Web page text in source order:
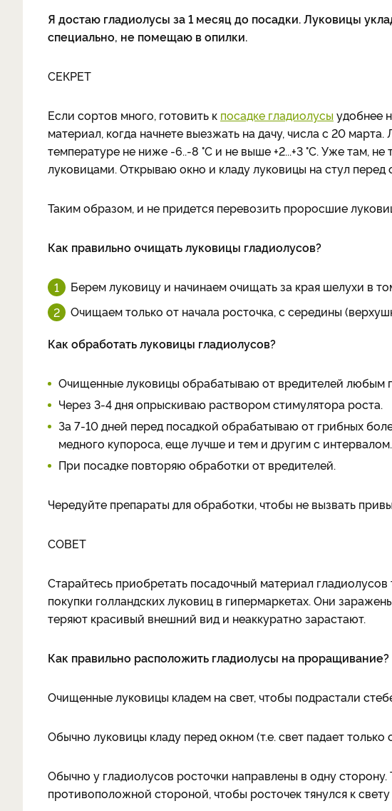
Я достаю гладиолусы за 1 месяц до посадки. Луковицы
специально, не помещаю в опилки.
СЕКРЕТ
Если сортов много, готовить к посадке гладиолусы удобнее
материал, когда начнете выезжать на дачу, числа с 20
температуре не ниже -6..-8 °C и не выше +2...+3 °C. Уже там,
луковицами. Открываю окно и кладу луковицы на стул перед
Таким образом, и не придется перевозить проросшие
Как правильно очищать луковицы гладиолусов?
Берем луковицу и начинаем очищать за края шелухи в
Очищаем только от начала росточка, с середины
Как обработать луковицы гладиолусов?
Очищенные луковицы обрабатываю от вредителей любым
Через 3-4 дня опрыскиваю раствором стимулятора роста.
За 7-10 дней перед посадкой обрабатываю от грибных
медного купороса, еще лучше и тем и другим с интервалом.
При посадке повторяю обработки от вредителей.
Чередуйте препараты для обработки, чтобы не вызвать
СОВЕТ
Старайтесь приобретать посадочный материал
покупки голландских луковиц в гипермаркетах. Они
теряют красивый внешний вид и неаккуратно зарастают.
Как правильно расположить гладиолусы на проращивание?
Очищенные луковицы кладем на свет, чтобы подрастали
Обычно луковицы кладу перед окном (т.е. свет падает только
Обычно у гладиолусов росточки направлены в одну
противоположной стороной, чтобы росточек тянулся к